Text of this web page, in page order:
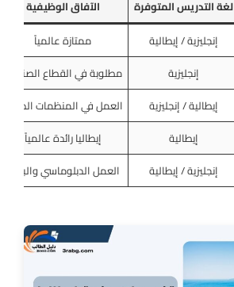
لغة التدريس المتوفرة
الآفاق الوظيفية
إنجليزية / إيطالية
ممتازة عالمياً
إنجليزية
مطلوبة في القطاع الصناعي
إيطالية / إنجليزية
العمل في المنظمات الدولية
إيطالية
إيطاليا رائدة عالمياً
إنجليزية / إيطالية العمل الدبلوماسي والبحثي